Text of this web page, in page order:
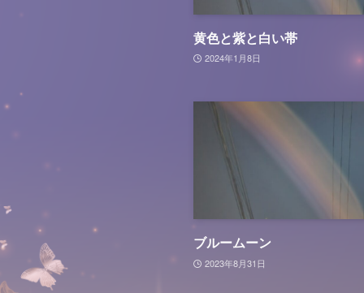
黄色と紫と白い帯
2024年1月8日
ブルームーン
2023年8月31日